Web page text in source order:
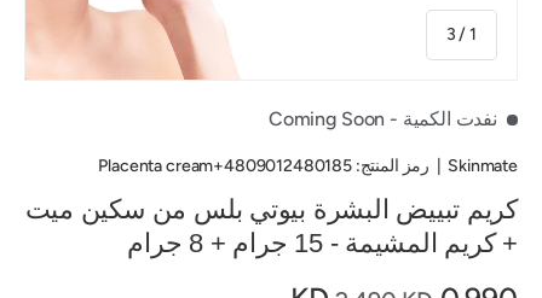
1
/من
3
نفدت الكمية - Coming Soon
Skinmate رمز المنتج: 4809012480185+Placenta cream
كريم تبييض البشرة بيوتي بلس من سكين ميت
+ كريم المشيمة - 15 جرام + 8 جرام